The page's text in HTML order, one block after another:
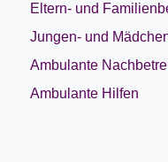
Eltern- und
Jungen- und
Ambulante
Ambulante Hilfen